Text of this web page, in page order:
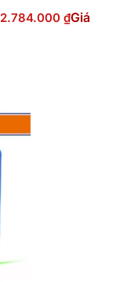
2.784.000 ₫Giá